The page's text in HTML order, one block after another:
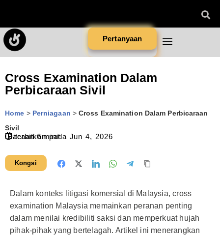
Pertanyaan
Cross Examination Dalam
Perbicaraan Sivil
Home > Perniagaan >Cross Examination Dalam Perbicaraan
Sivil
Diterbitkan pada Jun 4, 2026
Bacaan6 minit
Kongsi
Dalam konteks litigasi komersial di Malaysia, cross
examination Malaysia memainkan peranan penting
dalam menilai kredibiliti saksi dan memperkuat hujah
pihak-pihak yang bertelagah. Artikel ini menerangkan